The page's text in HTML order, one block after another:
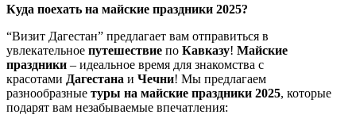
Куда поехать на майские праздники 2025?
“Визит Дагестан” предлагает вам отправиться в
увлекательное путешествие по Кавказу! Майские
праздники – идеальное время для знакомства с
красотами Дагестана и Чечни! Мы предлагаем
разнообразные туры на майские праздники 2025, которые
подарят вам незабываемые впечатления: